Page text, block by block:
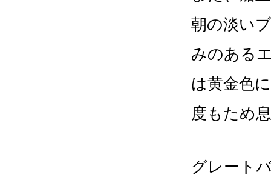
朝の淡い
みのある
は黄金色
度もため
グレート